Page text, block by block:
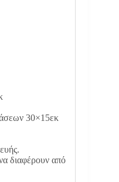
30×15εκ
διαφέρουν από